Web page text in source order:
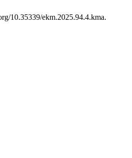
10.35339/ekm.2025.94.4.kma.